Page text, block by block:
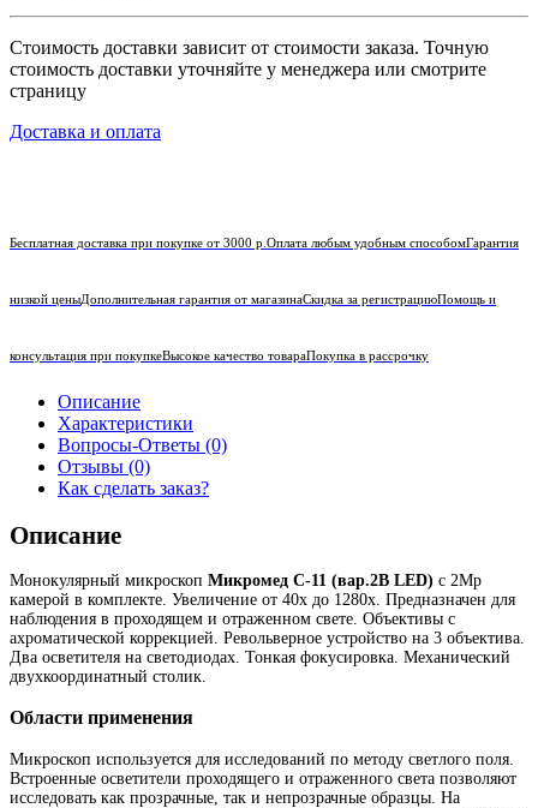
Стоимость доставки зависит от стоимости заказа. Точную
стоимость доставки уточняйте у менеджера или смотрите
страницу
Доставка и оплата
Бесплатная доставка при покупке от 3000 р. Оплата любым удобным способомГарантия
низкой ценыДополнительная гарантия от магазинаСкидка за регистрациюПомощь и
консультация при покупкеВысокое качество товараПокупка в рассрочку
Описание
Характеристики
Вопросы-Ответы (0)
Отзывы (0)
Как сделать заказ?
Описание
Монокулярный микроскоп Микромед С-11 (вар.2В LED) с 2Мр
камерой в комплекте. Увеличение от 40х до 1280х. Предназначен для
наблюдения в проходящем и отраженном свете. Объективы с
ахроматической коррекцией. Револьверное устройство на 3 объектива.
Два осветителя на светодиодах. Тонкая фокусировка. Механический
двухкоординатный столик.
Области применения
Микроскоп используется для исследований по методу светлого поля.
Встроенные осветители проходящего и отраженного света позволяют
исследовать как прозрачные, так и непрозрачные образцы. На